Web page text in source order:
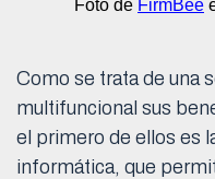
Foto de FirmBee
Como se trata de una
multifuncional sus
el primero de ellos es
informática, que